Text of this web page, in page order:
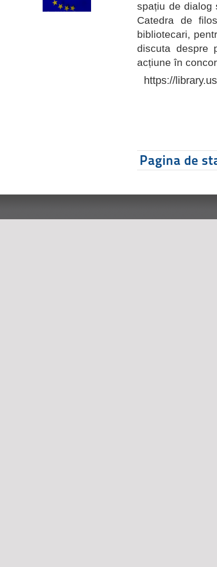
spațiu de dialog
Catedra de
bibliotecari,
discuta despre
acțiune în
https://
Pagina de